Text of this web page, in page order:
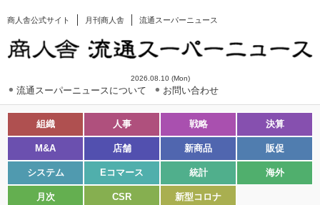
商人舎公式サイト 月刊商人舎 流通スーパーニュース
2026.08.10 (Mon)
流通スーパーニュースについて お問い合わせ
組織 人事 戦略 決算
M&A 店舗 新商品 販促
システム Eコマース 統計 海外
月次 CSR 新型コロナ